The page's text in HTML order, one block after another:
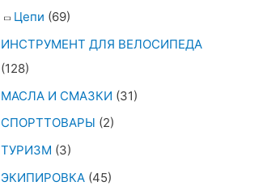
Цепи (69)
ИНСТРУМЕНТ ДЛЯ ВЕЛОСИПЕДА
(128)
МАСЛА И СМАЗКИ (31)
СПОРТТОВАРЫ (2)
ТУРИЗМ (3)
ЭКИПИРОВКА (45)